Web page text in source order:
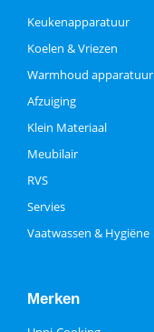
Keukenapparatuur
Koelen & Vriezen
Warmhoud apparatuur
Afzuiging
Klein Materiaal
Meubilair
RVS
Servies
Vaatwassen & Hygiëne
Merken